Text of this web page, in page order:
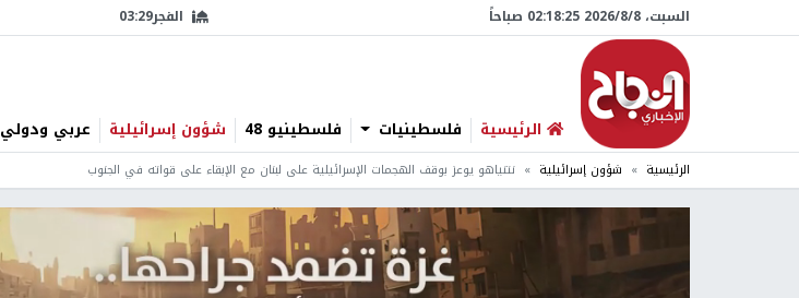
السبت، 8/‏8/‏2026 02:18:26 صباحاً الفجر03:29
الرئيسية فلسطينيات فلسطينيو 48 شؤون إسرائيلية عربي ودولي
الرئيسية شؤون إسرائيلية نتنياهو يوعز بوقف الهجمات الإسرائيلية على لبنان مع الإبقاء على قواته في الجنوب